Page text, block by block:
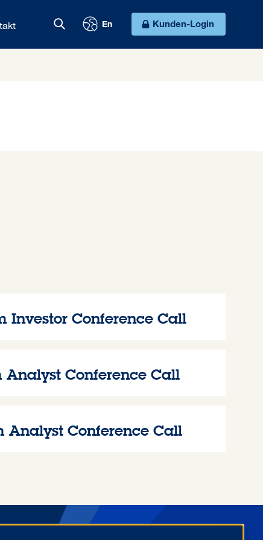
En Kunden-Login
Investor Conference Call
Analyst Conference Call
Analyst Conference Call